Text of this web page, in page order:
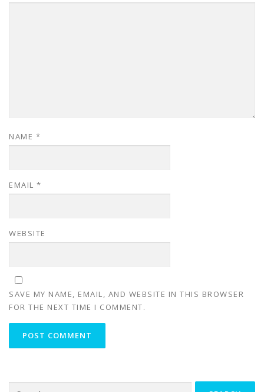
NAME *
EMAIL *
WEBSITE
SAVE MY NAME, EMAIL, AND WEBSITE IN THIS BROWSER
FOR THE NEXT TIME I COMMENT.